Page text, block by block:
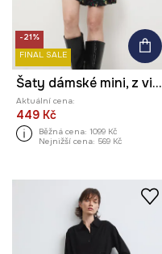
-21%
FINAL SALE
Šaty dámské mini, z viskózy, se vzorem
Aktuální cena:
449 Kč
Běžná cena: 1099 Kč
Nejnižší cena: 569 Kč